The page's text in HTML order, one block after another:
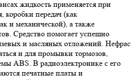
жидкость применяется при
коробки передач (как
и механической), а также
Средство помогает успешно
и масляных отложений. Нефрас
и для промывки тормозов,
ABS. В радиоэлектронике с его
печатные платы и